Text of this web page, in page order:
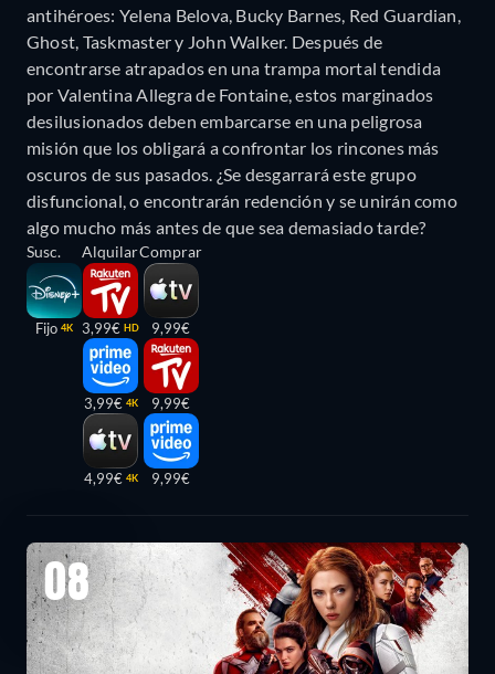
antihéroes: Yelena Belova, Bucky Barnes, Red Guardian,
Ghost, Taskmaster y John Walker. Después de
encontrarse atrapados en una trampa mortal tendida
por Valentina Allegra de Fontaine, estos marginados
desilusionados deben embarcarse en una peligrosa
misión que los obligará a confrontar los rincones más
oscuros de sus pasados. ¿Se desgarrará este grupo
disfuncional, o encontrarán redención y se unirán como
algo mucho más antes de que sea demasiado tarde?
Susc.
Fijo 4K
Alquilar
3,99€ HD
3,99€ 4K
4,99€ 4K
Comprar
9,99€
9,99€
9,99€
08